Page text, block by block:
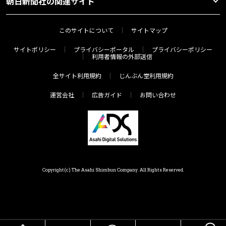
このサイトについて サイトマップ
サイトポリシー プライバシーポータル
プライバシーポリシー
利用者情報の外部送信
全サイト利用規約 じんぶん堂利用規約
運営会社 広告ガイド お問い合わせ
Copyright(c) The Asahi Shimbun Company. All Rights Reserved.